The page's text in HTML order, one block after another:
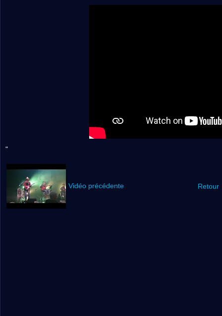
"
Vidéo précédente Retour